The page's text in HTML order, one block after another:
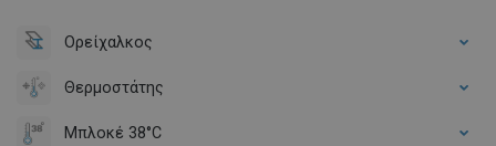
Ορείχαλκος
Θερμοστάτης
Μπλοκέ 38°C